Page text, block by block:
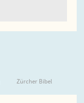
Zürcher Bibel